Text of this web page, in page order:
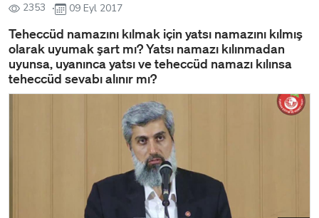
2353
09 Eyl 2017
Teheccüd namazını kılmak için yatsı namazını kılmış
olarak uyumak şart mı? Yatsı namazı kılınmadan
uyunsa, uyanınca yatsı ve teheccüd namazı kılınsa
teheccüd sevabı alınır mı?